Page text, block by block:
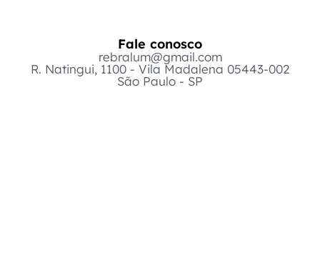
Fale conosco
rebralum@gmail.com
R. Natingui, 1100 - Vila Madalena 05443-002
São Paulo - SP